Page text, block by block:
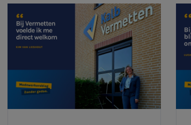
HR & Salaris
Contact
Audit